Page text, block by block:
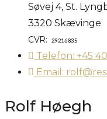
Søvej 4, St.
3320 Skævinge
CVR: 29216835
Telefon: +45
Email:
Rolf Høegh